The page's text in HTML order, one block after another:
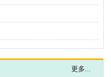
更多...